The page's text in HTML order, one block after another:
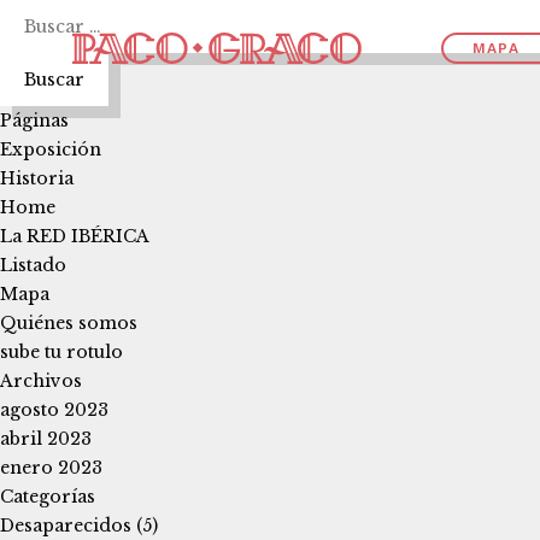
MAPA
Páginas
Exposición
Historia
Home
La RED IBÉRICA
Listado
Mapa
Quiénes somos
sube tu rotulo
Archivos
agosto 2023
abril 2023
enero 2023
Categorías
Desaparecidos (5)